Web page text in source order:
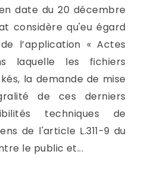
date du 20 décembre
considère qu'eu égard
l’application « Actes
laquelle les fichiers
la demande de mise
de ces derniers
techniques de
de l'article L.311-9 du
le public et...